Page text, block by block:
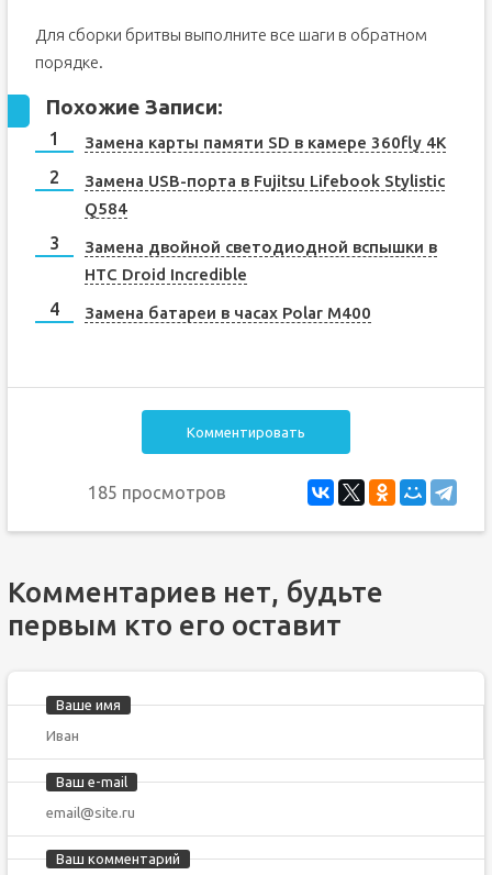
Для сборки бритвы выполните все шаги в обратном
порядке.
Похожие Записи:
Замена карты памяти SD в камере 360fly 4K
Замена USB-порта в Fujitsu Lifebook Stylistic
Q584
Замена двойной светодиодной вспышки в
HTC Droid Incredible
Замена батареи в часах Polar M400
Комментировать
185 просмотров
Комментариев нет, будьте
первым кто его оставит
Ваше имя
Ваш e-mail
Ваш комментарий